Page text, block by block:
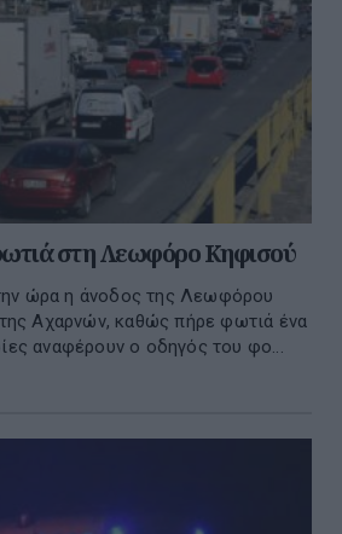
στη Λεωφόρο Κηφισού
ώρα η άνοδος της Λεωφόρου
Αχαρνών, καθώς πήρε φωτιά ένα
αναφέρουν ο οδηγός του φο...